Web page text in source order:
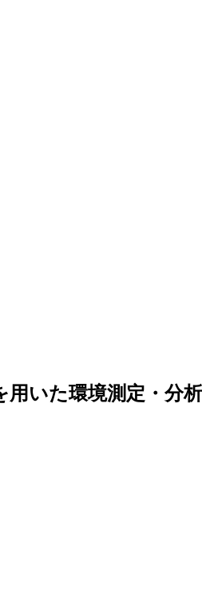
いた環境測定・分